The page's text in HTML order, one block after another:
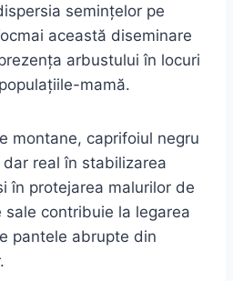
semințelor pe
această diseminare
arbustului în locuri
mamă.
montane, caprifoiul negru
real în stabilizarea
în protejarea malurilor de
sale contribuie la legarea
pantele abrupte din